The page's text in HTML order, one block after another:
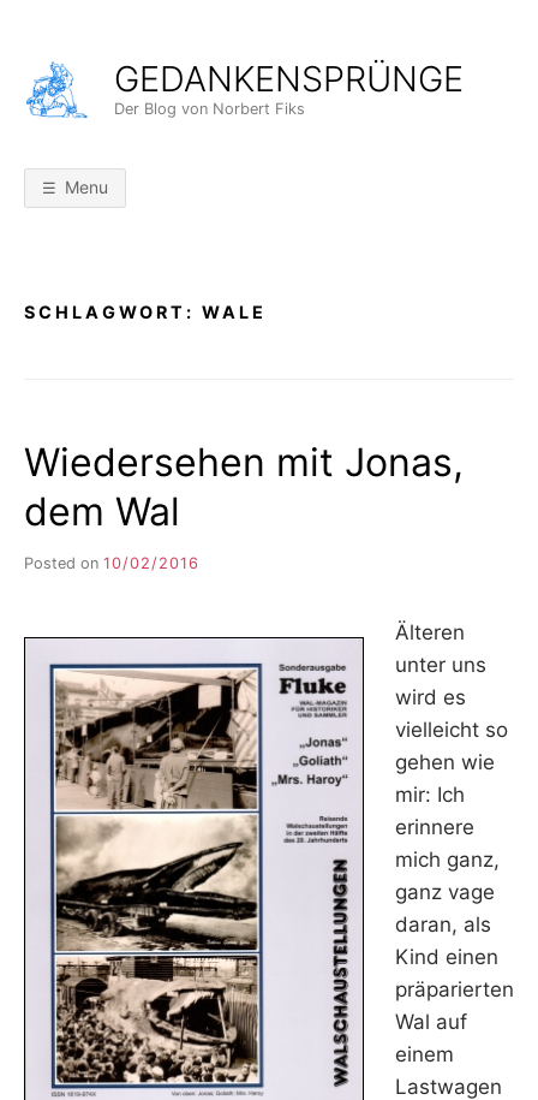
content
GEDANKENSPRÜNGE
Der Blog von Norbert Fiks
Menu
SCHLAGWORT: WALE
Wiedersehen mit Jonas,
dem Wal
Posted on 10/02/2016
I
K
S
L
E
E
R
Älteren
unter uns
wird es
vielleicht so
gehen wie
mir: Ich
erinnere
mich ganz,
ganz vage
daran, als
Kind einen
präparierten
Wal auf
einem
Lastwagen